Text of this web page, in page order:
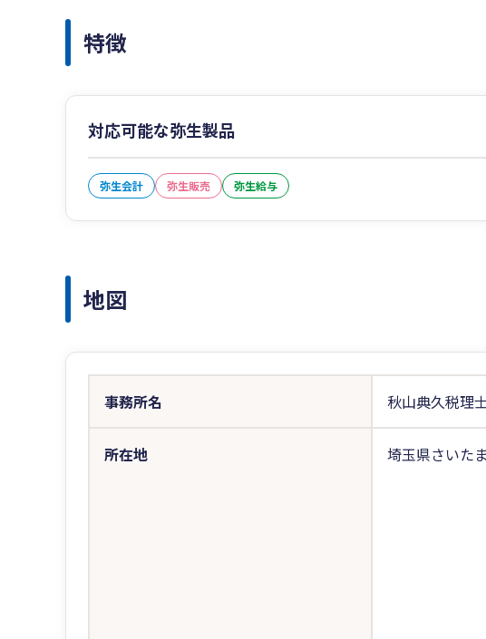
特徴
対応可能な弥生製品
弥生会計 弥生販売 弥生給与
地図
事務所名 秋山典久税理
所在地 埼玉県さいた